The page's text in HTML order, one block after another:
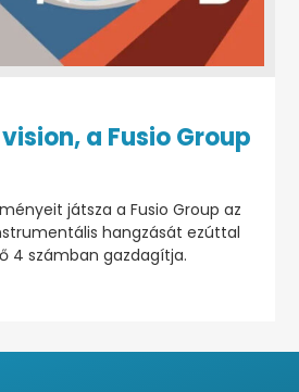
a Fusio Group
játsza a Fusio Group az
hangzását ezúttal
4 számban gazdagítja.